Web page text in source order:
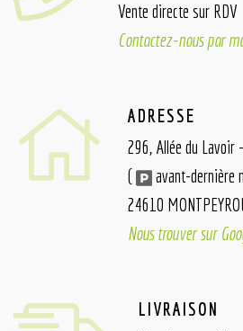
Vente directe sur RDV
Contactez-nous par
ADRESSE
296, Allée du Lavoir
(
avant-dernière
24610
Nous trouver sur
LIVRAISON